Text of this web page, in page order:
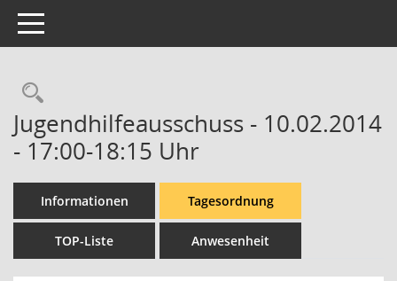
Toggle navigation
Rechercheauswahl
Jugendhilfeausschuss - 10.02.2014
- 17:00-18:15 Uhr
Informationen Tagesordnung
TOP-Liste Anwesenheit